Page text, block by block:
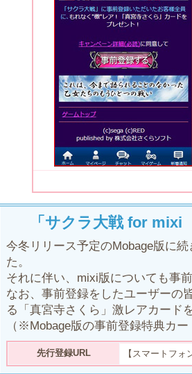
「サクラ大戦 for mixi
今冬リリース予定のMobage版に
た。
それに伴い、mixi版についても事
なお、事前登録をしたユーザーの
る「真宮寺さくら」激レアカード
（※Mobage版の事前登録特典カ
先行登録URL 【スマートフ